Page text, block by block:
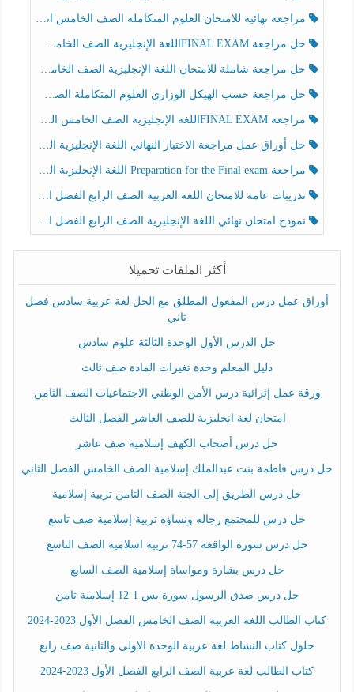
مراجعة نهائية للامتحان العلوم المتكاملة الصف الخامس انسبير الفصل الثالث
حل مراجعة FINAL EXAMاللغة الإنجليزية الصف الخامس الفصل الثالث
حل مراجعة شاملة للامتحان اللغة الإنجليزية الصف الخامس الفصل الثالث
حل مراجعة حسب الهيكل الوزاري العلوم المتكاملة الصف الخامس عام الفصل الثالث
مراجعة FINAL EXAMاللغة الإنجليزية الصف الخامس الفصل الثالث
حل أوراق عمل مراجعة الاختبار النهائي اللغة الإنجليزية الصف الرابع الفصل الثالث
مراجعة Preparation for the Final exam اللغة الإنجليزية الصف الرابع الفصل الثالث
تدريبات عامة للامتحان اللغة العربية الصف الرابع الفصل الثالث
نموذج امتحان نهائي اللغة الإنجليزية الصف الرابع الفصل الثالث
أكثر الملفات تحميلا
أوراق عمل درس المفعول المطلق مع الحل لغة عربية سادس فصل
ثاني
حل الدرس الأول الوحدة الثالثة علوم سادس
دليل المعلم وحدة تغيرات المادة صف ثالث
ورقة عمل إثرائية درس الأمن الوطني الاجتماعيات الصف الثامن
امتحان لغة انجليزية للصف العاشر الفصل الثالث
حل درس أصحاب الكهف إسلامية صف عاشر
حل درس فاطمة بنت عبدالملك إسلامية الصف الخامس الفصل الثاني
حل درس الطريق إلى الجنة الصف الثامن تربية إسلامية
حل درس للمجتمع رجاله ونساؤه تربية إسلامية صف تاسع
حل درس سورة الواقعة 57-74 تربية اسلامية الصف التاسع
حل درس بشارة ومواساة إسلامية الصف السابع
حل درس صدق الرسول سورة يس 1-12 إسلامية ثامن
كتاب الطالب اللغة العربية الصف الخامس الفصل الأول 2023-2024
حلول كتاب النشاط لغة عربية الوحدة الاولى والثانية صف رابع
كتاب الطالب لغة عربية الصف الرابع الفصل الأول 2023-2024